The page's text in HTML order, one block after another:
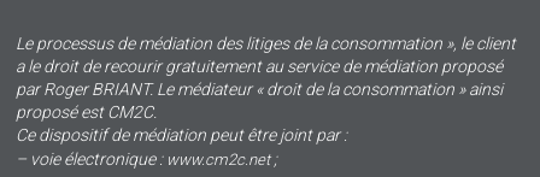
Le processus de médiation des litiges de la consommation », le client
a le droit de recourir gratuitement au service de médiation proposé
par Roger BRIANT. Le médiateur « droit de la consommation » ainsi
proposé est CM2C.
Ce dispositif de médiation peut être joint par :
– voie électronique : www.cm2c.net;